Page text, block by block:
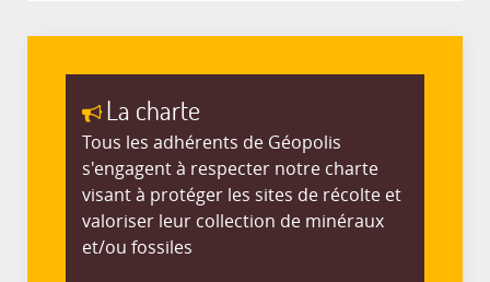
La charte
Tous les adhérents de Géopolis
s'engagent à respecter notre charte
visant à protéger les sites de récolte et
valoriser leur collection de minéraux
et/ou fossiles